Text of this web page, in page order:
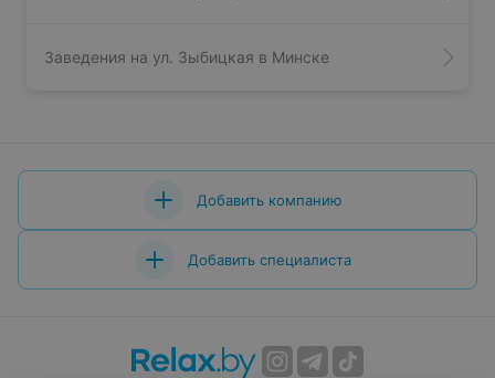
Заведения на ул. Зыбицкая в Минске
Добавить компанию
Добавить специалиста